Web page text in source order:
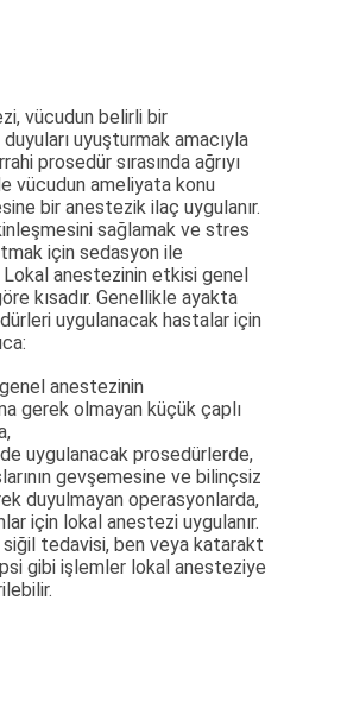
vücudun belirli bir
uyuşturmak amacıyla
prosedür sırasında ağrıyı
vücudun ameliyata konu
bir anestezik ilaç uygulanır.
sağlamak ve stres
için sedasyon ile
Lokal anestezinin etkisi genel
kısadır. Genellikle ayakta
uygulanacak hastalar için
anestezinin
gerek olmayan küçük çaplı
uygulanacak prosedürlerde,
gevşemesine ve bilinçsiz
duyulmayan operasyonlarda,
için lokal anestezi uygulanır.
siğil tedavisi, ben veya katarakt
gibi işlemler lokal anesteziye